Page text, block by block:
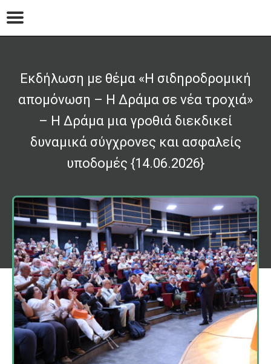
Eκδήλωση με θέμα «Η σιδηροδρομική
απομόνωση – Η Δράμα σε νέα τροχιά»
– Η Δράμα μια γροθιά διεκδικεί
δυναμικά σύγχρονες και ασφαλείς
υποδομές {14.06.2026}